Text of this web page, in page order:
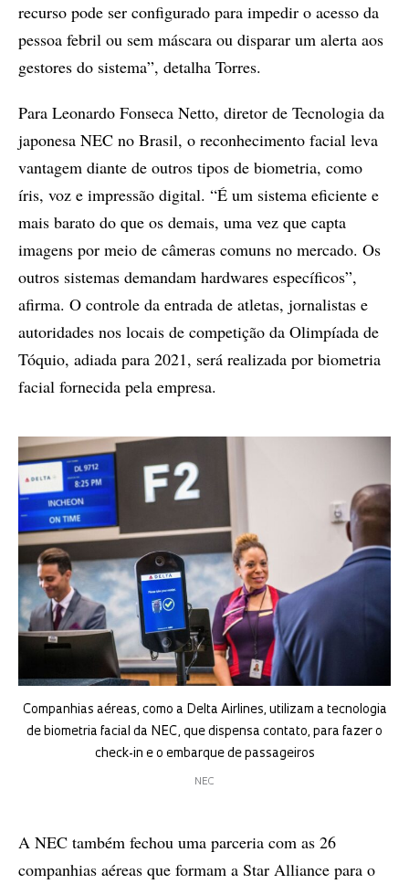
recurso pode ser configurado para impedir o acesso da
pessoa febril ou sem máscara ou disparar um alerta aos
gestores do sistema”, detalha Torres.
Para Leonardo Fonseca Netto, diretor de Tecnologia da
japonesa NEC no Brasil, o reconhecimento facial leva
vantagem diante de outros tipos de biometria, como
íris, voz e impressão digital. “É um sistema eficiente e
mais barato do que os demais, uma vez que capta
imagens por meio de câmeras comuns no mercado. Os
outros sistemas demandam hardwares específicos”,
afirma. O controle da entrada de atletas, jornalistas e
autoridades nos locais de competição da Olimpíada de
Tóquio, adiada para 2021, será realizada por biometria
facial fornecida pela empresa.
Companhias aéreas, como a Delta Airlines, utilizam a tecnologia
de biometria facial da NEC, que dispensa contato, para fazer o
check-in e o embarque de passageiros
NEC
A NEC também fechou uma parceria com as 26
companhias aéreas que formam a Star Alliance para o